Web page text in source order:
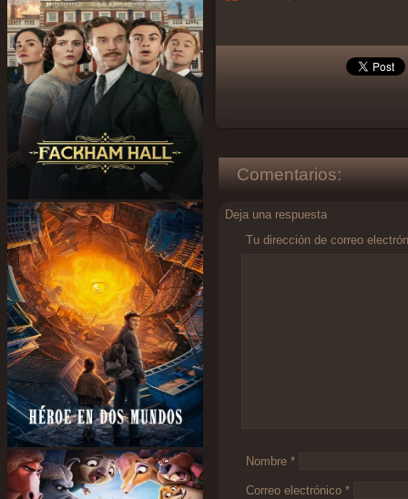
Comentarios:
Deja una respuesta
Tu dirección de correo
Nombre *
Correo electrónico *